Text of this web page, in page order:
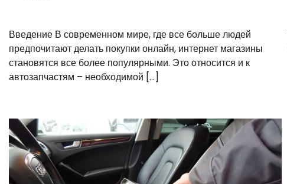
Введение В современном мире, где все больше людей
предпочитают делать покупки онлайн, интернет магазины
становятся все более популярными. Это относится и к
автозапчастям – необходимой […]